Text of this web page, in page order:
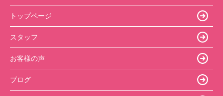
トップページ
スタッフ
お客様の声
ブログ